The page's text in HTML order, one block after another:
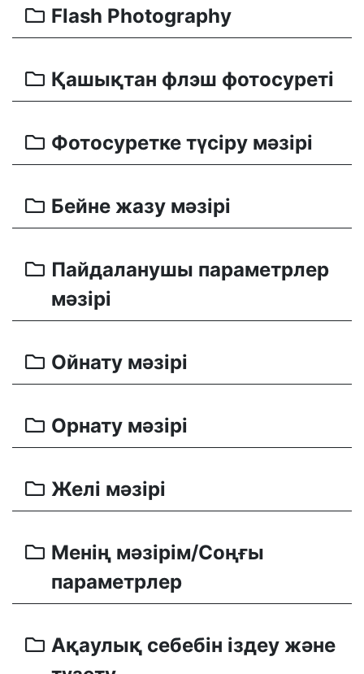
Flash Photography
Қашықтан флэш фотосуреті
Фотосуретке түсіру мәзірі
Бейне жазу мәзірі
Пайдаланушы параметрлер
мәзірі
Ойнату мәзірі
Орнату мәзірі
Желі мәзірі
Менің мәзірім/Соңғы
параметрлер
Ақаулық себебін іздеу және